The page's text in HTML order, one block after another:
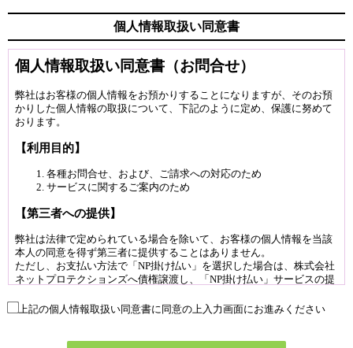
個人情報取扱い同意書
上記の個人情報取扱い同意書に同意の上入力画面にお進みください